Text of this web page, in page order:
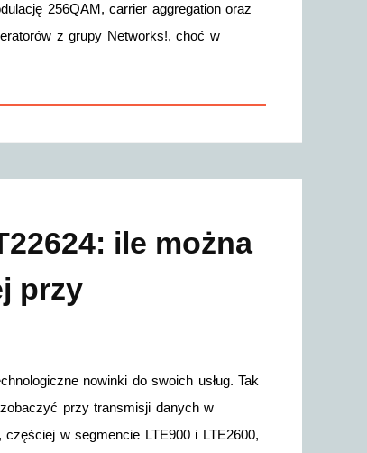
256QAM, carrier aggregation oraz
z grupy Networks!, choć w
ile można
przy
nowinki do swoich usług. Tak
przy transmisji danych w
w segmencie LTE900 i LTE2600,